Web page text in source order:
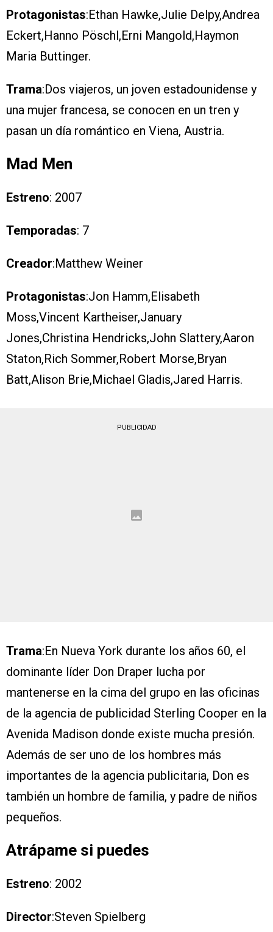
Protagonistas:Ethan Hawke,Julie Delpy,Andrea
Eckert,Hanno Pöschl,Erni Mangold,Haymon
Maria Buttinger.
Trama:Dos viajeros, un joven estadounidense y
una mujer francesa, se conocen en un tren y
pasan un día romántico en Viena, Austria.
Mad Men
Estreno: 2007
Temporadas: 7
Creador:Matthew Weiner
Protagonistas:Jon Hamm,Elisabeth
Moss,Vincent Kartheiser,January
Jones,Christina Hendricks,John Slattery,Aaron
Staton,Rich Sommer,Robert Morse,Bryan
Batt,Alison Brie,Michael Gladis,Jared Harris.
PUBLICIDAD
Trama:En Nueva York durante los años 60, el
dominante líder Don Draper lucha por
mantenerse en la cima del grupo en las oficinas
de la agencia de publicidad Sterling Cooper en la
Avenida Madison donde existe mucha presión.
Además de ser uno de los hombres más
importantes de la agencia publicitaria, Don es
también un hombre de familia, y padre de niños
pequeños.
Atrápame si puedes
Estreno: 2002
Director:Steven Spielberg